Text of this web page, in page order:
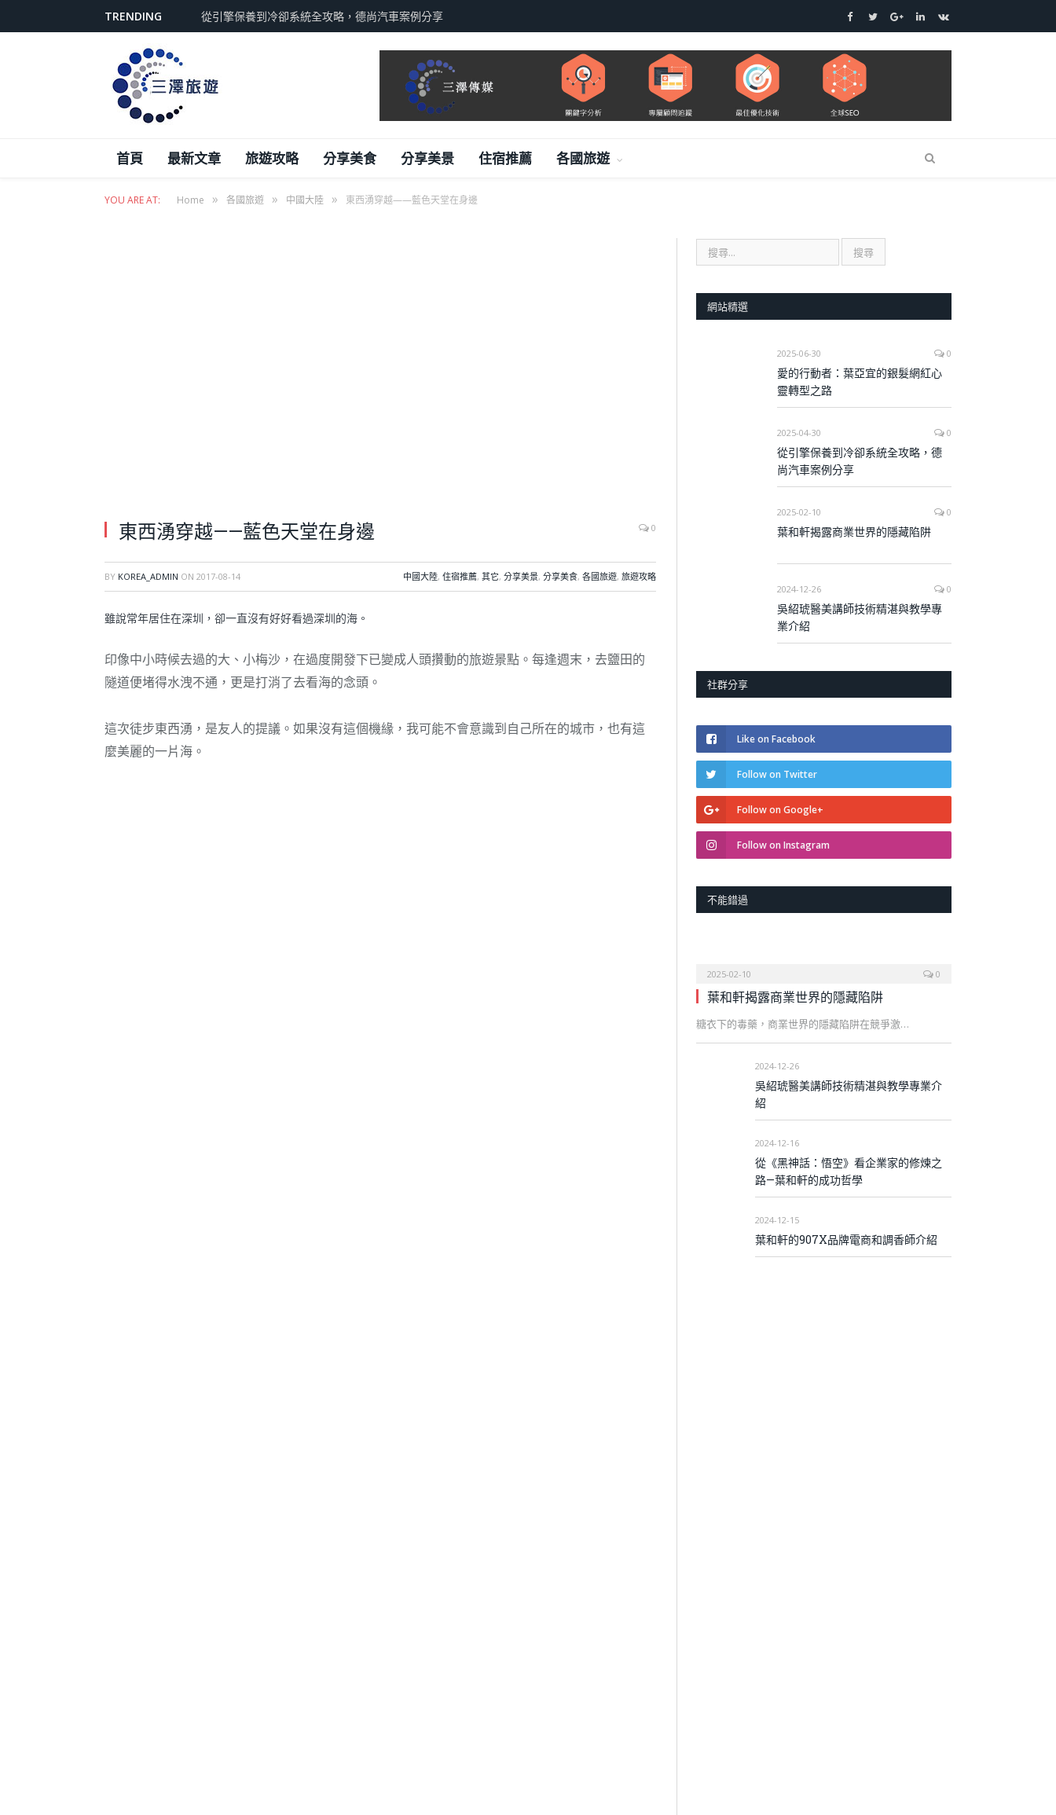
TRENDING 從引擎保養到冷卻系統全攻略，德尚汽車案例分享 Facebook
TwitterGoogle+LinkedIn
VK
首頁 最新文章 旅遊攻略 分享美食 分享美景 住宿推薦 各國旅遊
YOU ARE AT: Home » 各國旅遊 » 中國大陸 » 東西湧穿越——藍色天堂在身邊
東西湧穿越——藍色天堂在身邊 0
BY KOREA_ADMIN ON 2017-08-14 中國大陸, 住宿推薦, 其它, 分享美景, 分享美食, 各國旅遊, 旅遊攻略
雖說常年居住在深圳，卻一直沒有好好看過深圳的海。
印像中小時候去過的大、小梅沙，在過度開發下已變成人頭攢動的旅遊景點。每逢週末，去鹽田的
隧道便堵得水洩不通，更是打消了去看海的念頭。
這次徒步東西湧，是友人的提議。如果沒有這個機緣，我可能不會意識到自己所在的城市，也有這
麼美麗的一片海。
網站精選
2025-06-30 0
愛的行動者：葉亞宜的銀髮網紅心
靈轉型之路
2025-04-30 0
從引擎保養到冷卻系統全攻略，德
尚汽車案例分享
2025-02-10 0
葉和軒揭露商業世界的隱藏陷阱
2024-12-26 0
吳紹琥醫美講師技術精湛與教學專
業介紹
社群分享
Like on Facebook
Follow on Twitter
Follow on Google+
Follow on Instagram
不能錯過
2025-02-10 0
葉和軒揭露商業世界的隱藏陷阱
糖衣下的毒藥，商業世界的隱藏陷阱在競爭激…
2024-12-26
吳紹琥醫美講師技術精湛與教學專業介
紹
2024-12-16
從《黑神話：悟空》看企業家的修煉之
路—葉和軒的成功哲學
2024-12-15
葉和軒的907X品牌電商和調香師介紹